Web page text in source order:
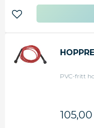
Lägg till i favoriter
PVC-fritt
105,00